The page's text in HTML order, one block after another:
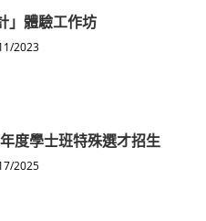
」體驗工作坊
2023
度學士班特殊選才招生
2025